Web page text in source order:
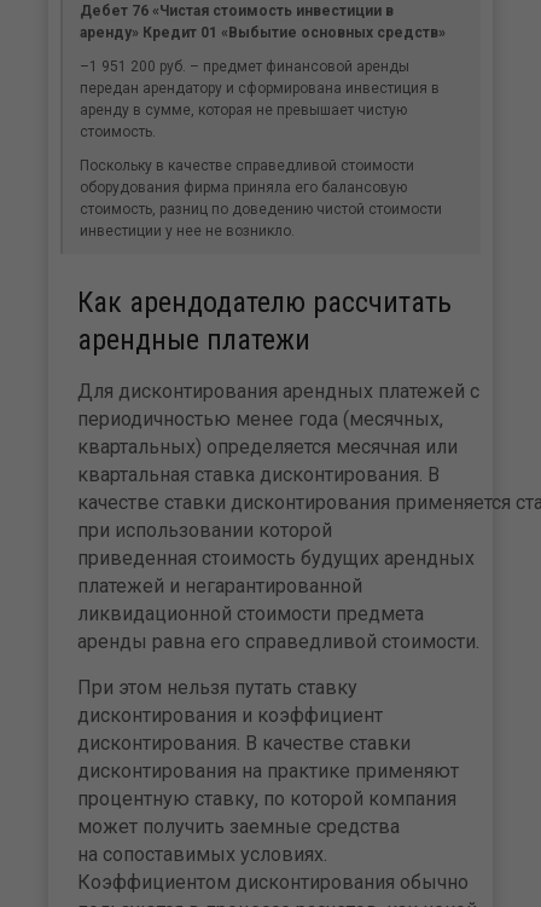
Дебет 76 «Чистая стоимость инвестиции в
аренду» Кредит 01 «Выбытие основных средств»
–1 951 200 руб. – предмет финансовой аренды
передан арендатору и сформирована инвестиция в
аренду в сумме, которая не превышает чистую
стоимость.
Поскольку в качестве справедливой стоимости
оборудования фирма приняла его балансовую
стоимость, разниц по доведению чистой стоимости
инвестиции у нее не возникло.
Как арендодателю рассчитать
арендные платежи
Для дисконтирования арендных платежей с
периодичностью менее года (месячных,
квартальных) определяется месячная или
квартальная ставка дисконтирования. В
качестве ставки дисконтирования применяется
при использовании которой
приведенная стоимость будущих арендных
платежей и негарантированной
ликвидационной стоимости предмета
аренды равна его справедливой стоимости.
При этом нельзя путать ставку
дисконтирования и коэффициент
дисконтирования. В качестве ставки
дисконтирования на практике применяют
процентную ставку, по которой компания
может получить заемные средства
на сопоставимых условиях.
Коэффициентом дисконтирования обычно